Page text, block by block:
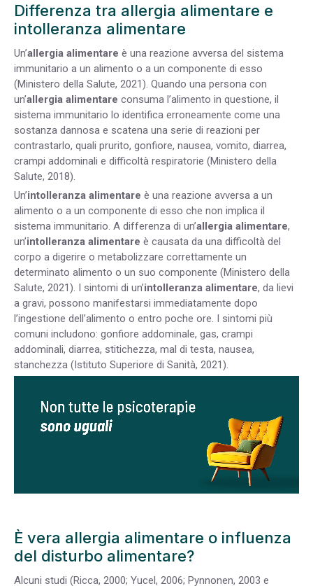
Differenza tra allergia alimentare e
intolleranza alimentare
Un’allergia alimentare è una reazione avversa del sistema
immunitario a un alimento o a un componente di esso
(Ministero della Salute, 2021). Quando una persona con
un’allergia alimentare consuma l’alimento in questione, il
sistema immunitario lo identifica erroneamente come una
sostanza dannosa e scatena una serie di reazioni per
contrastarlo, quali prurito, gonfiore, nausea, vomito, diarrea,
crampi addominali e difficoltà respiratorie (Ministero della
Salute, 2018).
Un’intolleranza alimentare è una reazione avversa a un
alimento o a un componente di esso che non implica il
sistema immunitario. A differenza di un’allergia alimentare,
un’intolleranza alimentare è causata da una difficoltà del
corpo a digerire o metabolizzare correttamente un
determinato alimento o un suo componente (Ministero della
Salute, 2021). I sintomi di un’intolleranza alimentare, da lievi
a gravi, possono manifestarsi immediatamente dopo
l’ingestione dell’alimento o entro poche ore. I sintomi più
comuni includono: gonfiore addominale, gas, crampi
addominali, diarrea, stitichezza, mal di testa, nausea,
stanchezza (Istituto Superiore di Sanità, 2021).
È vera allergia alimentare o influenza
del disturbo alimentare?
Alcuni studi (Ricca, 2000; Yucel, 2006; Pynnonen, 2003 e